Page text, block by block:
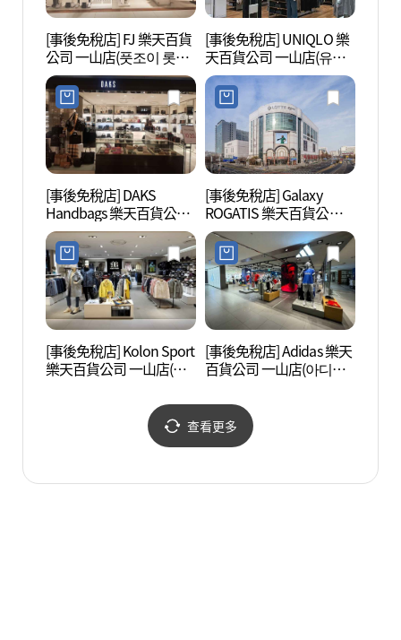
[事後免稅店] FJ 樂天百貨
公司 一山店(풋조이 롯데
백화점 일산점)
[事後免稅店] UNIQLO 樂
天百貨公司 一山店(유니
클로 롯데백화점 일산점)
[事後免稅店] DAKS
Handbags 樂天百貨公司
一山店(닥스핸드백 롯데
백화점 일산점)
[事後免稅店] Galaxy
ROGATIS 樂天百貨公司
一山店(갤럭시 롯데백화
점 일산점)
[事後免稅店] Kolon Sport
樂天百貨公司 一山店(코
[事後免稅店] Adidas 樂天
百貨公司 一山店(아디다
일산점)
查看更多